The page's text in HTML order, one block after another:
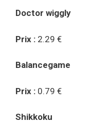
Doctor wiggly
Prix : 2.29 €
Balancegame
Prix : 0.79 €
Shikkoku